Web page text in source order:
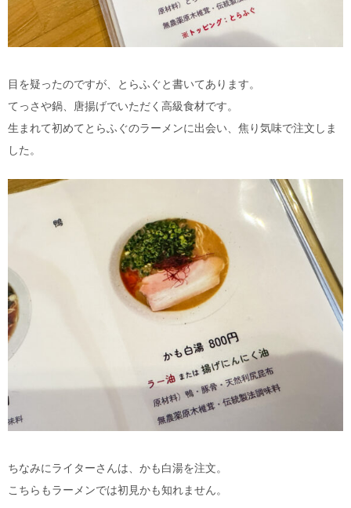
目を疑ったのですが、とらふぐと書いてあります。
てっさや鍋、唐揚げでいただく高級食材です。
生まれて初めてとらふぐのラーメンに出会い、焦り気味で注文しま
した。
ちなみにライターさんは、かも白湯を注文。
こちらもラーメンでは初見かも知れません。